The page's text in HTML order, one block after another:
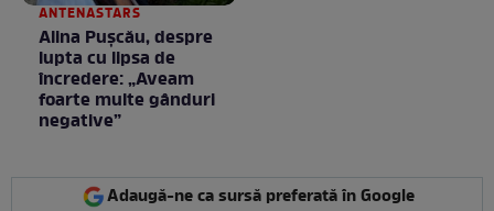
ANTENASTARS
Alina Pușcău, despre
lupta cu lipsa de
încredere: „Aveam
foarte multe gânduri
negative”
Adaugă-ne ca sursă preferată în Google